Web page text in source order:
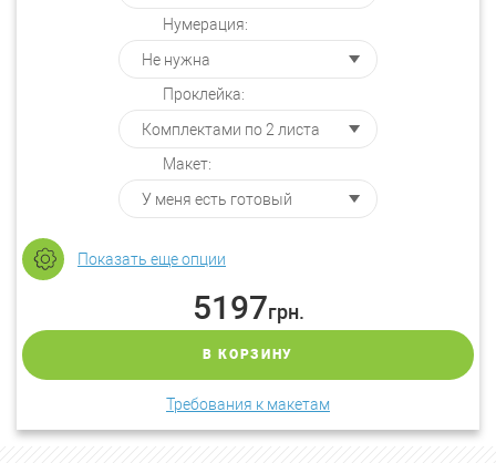
Нумерация:
Проклейка:
Макет:
Показать еще опции
5197грн.
В КОРЗИНУ
Требования к макетам